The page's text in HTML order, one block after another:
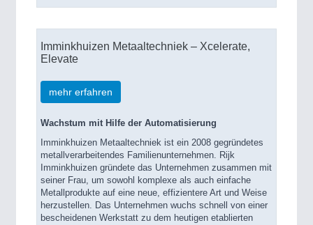
Imminkhuizen Metaaltechniek – Xcelerate,
Elevate
mehr erfahren
Wachstum mit Hilfe der Automatisierung
Imminkhuizen Metaaltechniek ist ein 2008 gegründetes
metallverarbeitendes Familienunternehmen. Rijk
Imminkhuizen gründete das Unternehmen zusammen mit
seiner Frau, um sowohl komplexe als auch einfache
Metallprodukte auf eine neue, effizientere Art und Weise
herzustellen. Das Unternehmen wuchs schnell von einer
bescheidenen Werkstatt zu dem heutigen etablierten